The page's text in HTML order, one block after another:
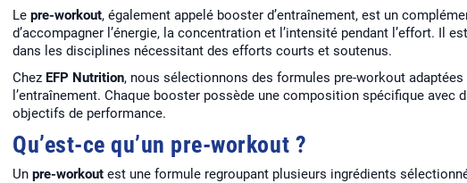
Le pre-workout, également appelé booster d’entraînement, est un
d’accompagner l’énergie, la concentration et l’intensité pendant l’effort. Il
dans les disciplines nécessitant des efforts courts et soutenus.
Chez EFP Nutrition, nous sélectionnons des formules pre-workout
l’entraînement. Chaque booster possède une composition spécifique
objectifs de performance.
Qu’est-ce qu’un pre-workout ?
Un pre-workout est une formule regroupant plusieurs ingrédients